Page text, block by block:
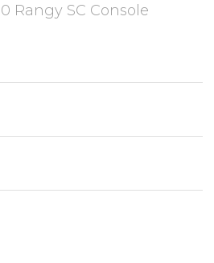
Rangy SC Console